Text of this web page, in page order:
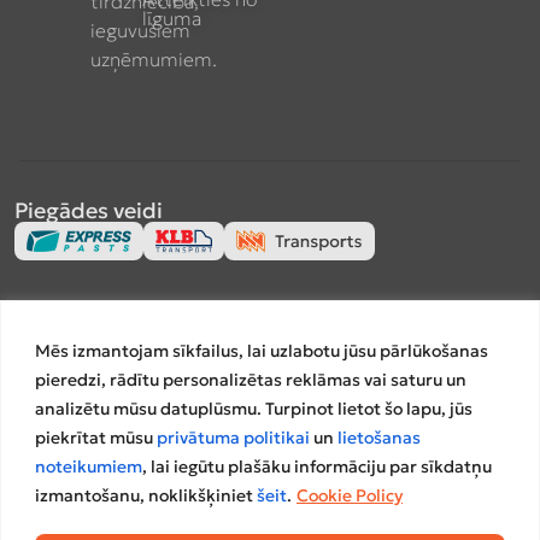
Mēs izmantojam sīkfailus, lai uzlabotu jūsu pārlūkošanas
pieredzi, rādītu personalizētas reklāmas vai saturu un
analizētu mūsu datuplūsmu. Turpinot lietot šo lapu, jūs
piekrītat mūsu privātuma politikai un lietošanas
noteikumiem, lai iegūtu plašāku informāciju par sīkdatņu
izmantošanu, noklikšķinietšeit. Cookie Policy
ieguvušiem
uzņēmumiem.
līguma
Piegādes veidi
Salīdzināšanas platformas